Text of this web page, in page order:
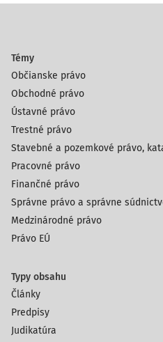
Témy
Občianske právo
Obchodné právo
Ústavné právo
Trestné právo
Stavebné a pozemkové právo,
Pracovné právo
Finančné právo
Správne právo a správne
Medzinárodné právo
Právo EÚ
Typy obsahu
Články
Predpisy
Judikatúra